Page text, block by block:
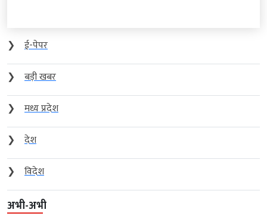
❯
ई-पेपर
❯
बड़ी खबर
❯
मध्य प्रदेश
❯
देश
❯
विदेश
अभी-अभी